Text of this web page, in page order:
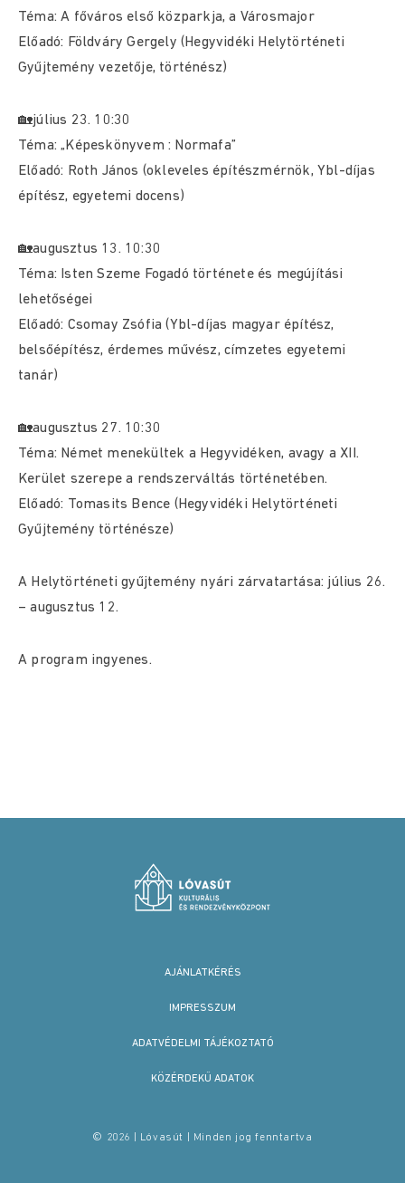
Téma: A főváros első közparkja, a Városmajor
Előadó: Földváry Gergely (Hegyvidéki Helytörténeti
Gyűjtemény vezetője, történész)
🏡július 23. 10:30
Téma: „Képeskönyvem : Normafa”
Előadó: Roth János (okleveles építészmérnök, Ybl-díjas
építész, egyetemi docens)
🏡augusztus 13. 10:30
Téma: Isten Szeme Fogadó története és megújítási
lehetőségei
Előadó: Csomay Zsófia (Ybl-díjas magyar építész,
belsőépítész, érdemes művész, címzetes egyetemi
tanár)
🏡augusztus 27. 10:30
Téma: Német menekültek a Hegyvidéken, avagy a XII.
Kerület szerepe a rendszerváltás történetében.
Előadó: Tomasits Bence (Hegyvidéki Helytörténeti
Gyűjtemény történésze)
A Helytörténeti gyűjtemény nyári zárvatartása: július 26.
– augusztus 12.
A program ingyenes.
AJÁNLATKÉRÉS
IMPRESSZUM
ADATVÉDELMI TÁJÉKOZTATÓ
KÖZÉRDEKŰ ADATOK
© 2026 | Lóvasút | Minden jog fenntartva